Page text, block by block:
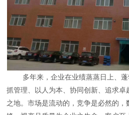
多年来，企业在业绩蒸蒸日上、蓬
抓管理、以人为本、协同创新、追求
之地。市场是流动的，竞争是必然的